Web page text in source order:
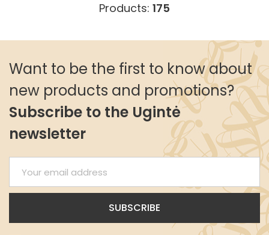
Products: 175
Want to be the first to know about
new products and promotions?
Subscribe to the Ugintė
newsletter